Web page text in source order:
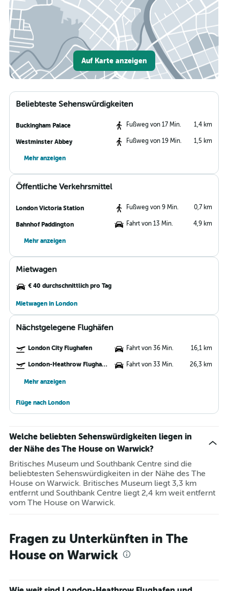
Auf Karte anzeigen
Beliebteste Sehenswürdigkeiten
Buckingham Palace Fußweg von 17 Min. 1,4 km
Westminster Abbey Fußweg von 19 Min. 1,5 km
Mehr anzeigen
Öffentliche Verkehrsmittel
London Victoria Station Fußweg von 9 Min. 0,7 km
Bahnhof Paddington Fahrt von 13 Min. 4,9 km
Mehr anzeigen
Mietwagen
€ 40 durchschnittlich pro Tag
Mietwagen in London
Nächstgelegene Flughäfen
London City Flughafen Fahrt von 36 Min. 16,1 km
London-Heathrow Flughafen Fahrt von 33 Min. 26,3 km
Mehr anzeigen
Flüge nach London
Welche beliebten Sehenswürdigkeiten liegen in
der Nähe des The House on Warwick?
Britisches Museum und Southbank Centre sind die
beliebtesten Sehenswürdigkeiten in der Nähe des The
House on Warwick. Britisches Museum liegt 3,3 km
entfernt und Southbank Centre liegt 2,4 km weit entfernt
vom The House on Warwick.
Fragen zu Unterkünften in The
House on Warwick